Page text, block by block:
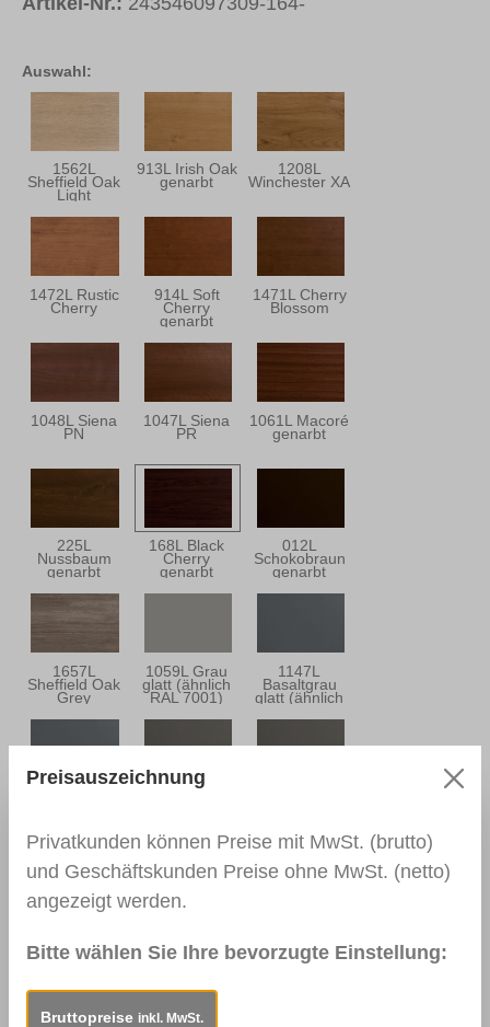
Auswahl:
1562L
Sheffield Oak
Light
913L Irish Oak
genarbt
1208L
Winchester XA
1472L Rustic
Cherry
914L Soft
Cherry
genarbt
1471L Cherry
Blossom
1048L Siena
PN
1047L Siena
PR
1061L Macoré
genarbt
225L
Nussbaum
genarbt
168L Black
Cherry
genarbt
012L
Schokobraun
genarbt
8022)
1657L
Sheffield Oak
Grey
1059L Grau
glatt (ähnlich
RAL 7001)
1147L
Basaltgrau
glatt (ähnlich
(ähnlich RAL
7012)
RAL 7039) (ähnlich RAL
7039)
glatt (ähnlich
RAL 7015)
glatt (ähnlich
RAL 7016)
genarbt
(ähnlich RAL
Preisauszeichnung
Privatkunden können Preise mit MwSt. (brutto)
und Geschäftskunden Preise ohne MwSt. (netto)
angezeigt werden.
Bitte wählen Sie Ihre bevorzugte Einstellung:
Bruttopreise inkl. MwSt.